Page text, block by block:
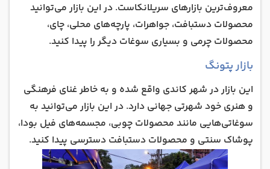
معروف‌ترین بازارهای سریلانکاست. در این بازار می‌توانید
محصولات دستبافت، جواهرات، پارچه‌های محلی، چای،
محصولات چرمی و بسیاری سوغات دیگر را پیدا کنید.
بازار پتونگ
این بازار در شهر کاندی واقع شده و به خاطر غنای فرهنگی
و هنری خود شهرتی جهانی دارد. در این بازار می‌توانید به
سوغاتی‌هایی مانند محصولات چوبی، مجسمه‌های فیل بودا،
پوشاک سنتی و محصولات دستبافت دسترسی پیدا کنید.